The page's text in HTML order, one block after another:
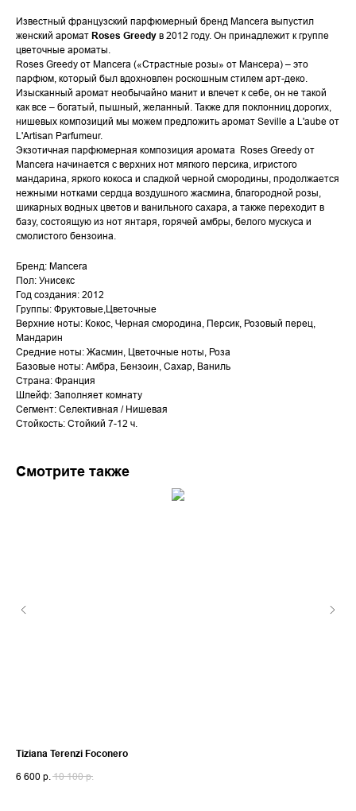
Известный французский парфюмерный бренд Mancera выпустил
женский аромат Roses Greedy в 2012 году. Он принадлежит к группе
цветочные ароматы.
Roses Greedy от Mancera («Страстные розы» от Мансера) – это
парфюм, который был вдохновлен роскошным стилем арт-деко.
Изысканный аромат необычайно манит и влечет к себе, он не такой
как все – богатый, пышный, желанный. Также для поклонниц дорогих,
нишевых композиций мы можем предложить аромат Seville a L'aube от
L'Artisan Parfumeur.
Экзотичная парфюмерная композиция аромата Roses Greedy от
Mancera начинается с верхних нот мягкого персика, игристого
мандарина, яркого кокоса и сладкой черной смородины, продолжается
нежными нотками сердца воздушного жасмина, благородной розы,
шикарных водных цветов и ванильного сахара, а также переходит в
базу, состоящую из нот янтаря, горячей амбры, белого мускуса и
смолистого бензоина.
Бренд: Mancera
Пол: Унисекс
Год создания: 2012
Группы: Фруктовые,Цветочные
Верхние ноты: Кокос, Черная смородина, Персик, Розовый перец,
Мандарин
Средние ноты: Жасмин, Цветочные ноты, Роза
Базовые ноты: Амбра, Бензоин, Сахар, Ваниль
Страна: Франция
Шлейф: Заполняет комнату
Сегмент: Селективная / Нишевая
Стойкость: Стойкий 7-12 ч.
Смотрите также
Tiziana Terenzi Foconero
6 600 р. 10 100 р.